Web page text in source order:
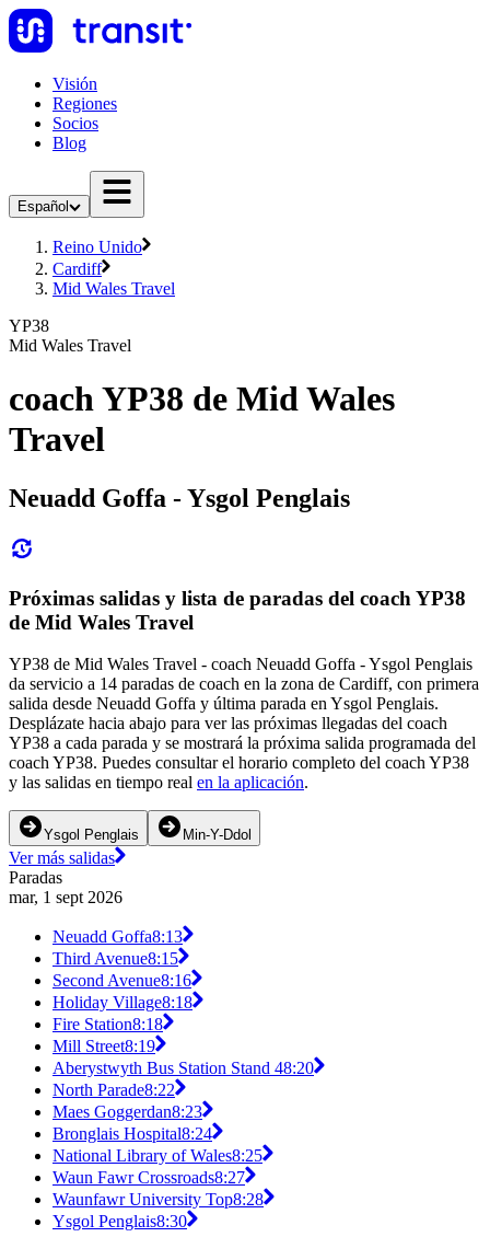
Visión
Regiones
Socios
Blog
Español
Reino Unido
Cardiff
Mid Wales Travel
YP38
Mid Wales Travel
coach YP38 de Mid Wales
Travel
Neuadd Goffa - Ysgol Penglais
Próximas salidas y lista de paradas del coach YP38
de Mid Wales Travel
YP38 de Mid Wales Travel - coach Neuadd Goffa - Ysgol Penglais
da servicio a 14 paradas de coach en la zona de Cardiff, con primera
salida desde Neuadd Goffa y última parada en Ysgol Penglais.
Desplázate hacia abajo para ver las próximas llegadas del coach
YP38 a cada parada y se mostrará la próxima salida programada del
coach YP38. Puedes consultar el horario completo del coach YP38
y las salidas en tiempo real en la aplicación.
Ysgol Penglais Min-Y-Ddol
Ver más salidas
Paradas
mar, 1 sept 2026
Neuadd Goffa8:13
Third Avenue8:15
Second Avenue8:16
Holiday Village8:18
Fire Station8:18
Mill Street8:19
Aberystwyth Bus Station Stand 48:20
North Parade8:22
Maes Goggerdan8:23
Bronglais Hospital8:24
National Library of Wales8:25
Waun Fawr Crossroads8:27
Waunfawr University Top8:28
Ysgol Penglais8:30